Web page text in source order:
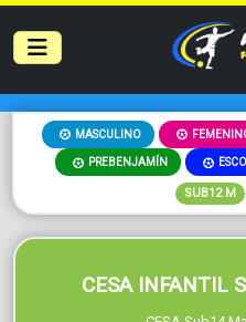
MASCULINO
PREBENJAMÍN
SUB12 M
CESA INFANTIL